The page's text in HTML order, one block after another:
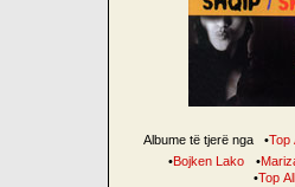
Albume të tjerë nga •Top
•Bojken Lako •
•Top